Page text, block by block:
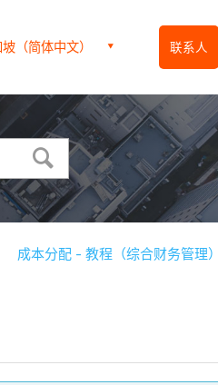
（简体中文） 联系人
成本分配 - 教程（综合财务管理）